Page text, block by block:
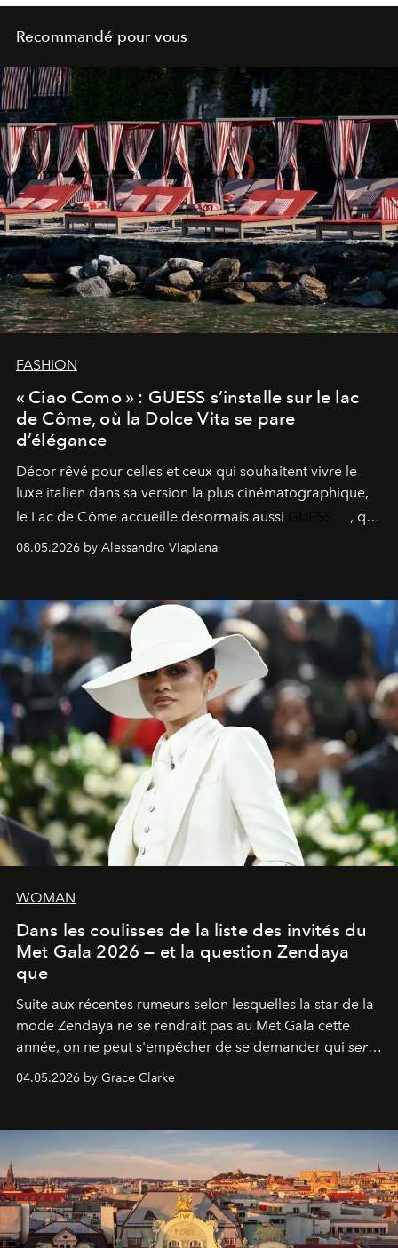
Recommandé pour vous
FASHION
« Ciao Como » : GUESS s’installe sur le lac
de Côme, où la Dolce Vita se pare
d’élégance
Décor rêvé pour celles et ceux qui souhaitent vivre le
luxe italien dans sa version la plus cinématographique,
le Lac de Côme accueille désormais aussi
, qui
fragrances. L’une des opérations de style les plus
08.05.2026 by Alessandro Viapiana
WOMAN
Dans les coulisses de la liste des invités du
Met Gala 2026 — et la question Zendaya
que
Suite aux récentes rumeurs selon lesquelles la star de la
mode Zendaya ne se rendrait pas au Met Gala cette
année, on ne peut s'empêcher de se demander qui sera
04.05.2026 by Grace Clarke